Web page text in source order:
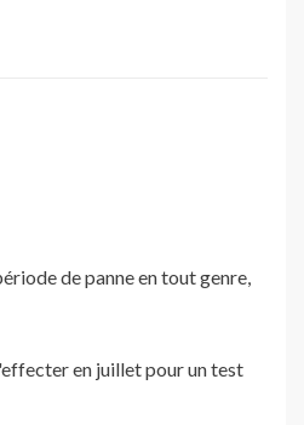
de panne en tout genre,
en juillet pour un test